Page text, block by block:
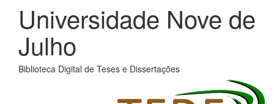
Universidade Nove de
Julho
Biblioteca Digital de Teses e Dissertações